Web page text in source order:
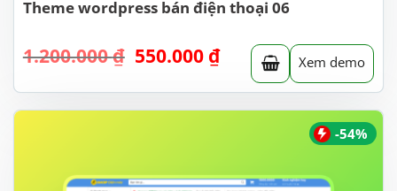
Theme wordpress bán điện thoại 06
1.200.000₫ Giá
là:
1.200.000 ₫.
550.000 ₫Giá
hiện
tại
là:
Xem demo
-54%